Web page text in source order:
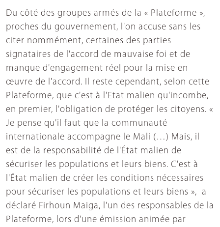
Du côté des groupes armés de la « Plateforme »,
proches du gouvernement, l'on accuse sans les
citer nommément, certaines des parties
signataires de l'accord de mauvaise foi et de
manque d'engagement réel pour la mise en
œuvre de l'accord. Il reste cependant, selon cette
Plateforme, que c'est à l'Etat malien qu'incombe,
en premier, l'obligation de protéger les citoyens. «
Je pense qu'il faut que la communauté
internationale accompagne le Mali (…) Mais, il
est de la responsabilité de l'État malien de
sécuriser les populations et leurs biens. C'est à
l'État malien de créer les conditions nécessaires
pour sécuriser les populations et leurs biens », a
déclaré Firhoun Maiga, l'un des responsables de la
Plateforme, lors d'une émission animée par